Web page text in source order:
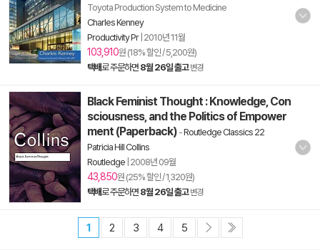
Toyota Production System to Medicine
Charles Kenney
Productivity Pr| 2010년 11월
103,910원 (18% 할인 / 5,200원)
택배로 주문하면 8월 26일 출고 변경
Black Feminist Thought : Knowledge, Con
sciousness, and the Politics of Empower
ment (Paperback) -Routledge Classics 22
Patricia Hill Collins
Routledge 2008년 09월
43,850원 (25% 할인 / 1,320원)
택배로 주문하면 8월 26일 출고 변경
1 2 3 4 5